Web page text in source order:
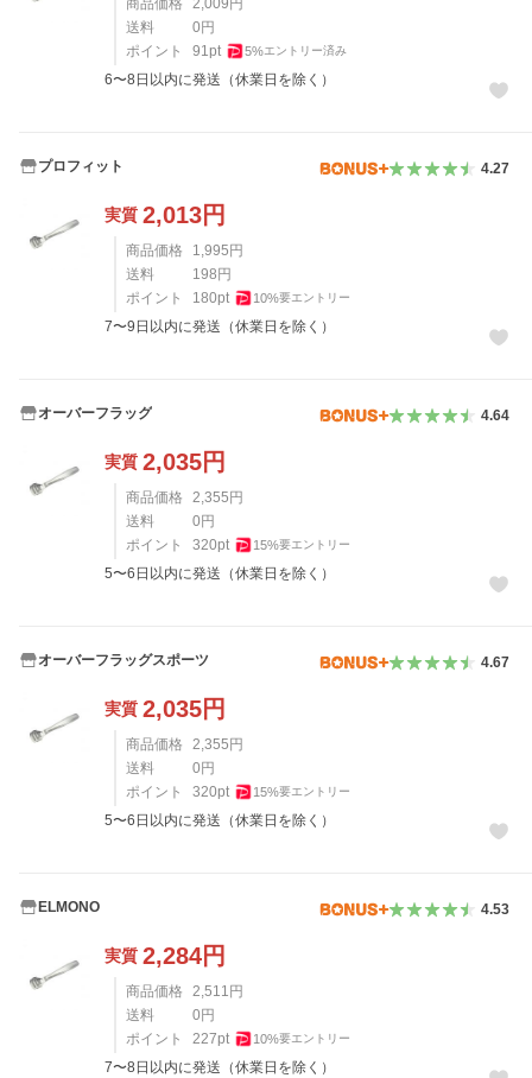
商品価格 2,009 円
送料
0 円
ポイント
91pt 5%エントリー済み
6〜8日以内に発送（休業日を除く）
プロフィット 4.27
実質 2,013円
商品価格 1,995 円
送料
198 円
ポイント
180pt 10%要エントリー
7〜9日以内に発送（休業日を除く）
オーバーフラッグ 4.64
実質 2,035円
商品価格 2,355 円
送料
0 円
ポイント
320pt 15%要エントリー
5〜6日以内に発送（休業日を除く）
オーバーフラッグスポーツ 4.67
実質 2,035円
商品価格 2,355 円
送料
0 円
ポイント
320pt 15%要エントリー
5〜6日以内に発送（休業日を除く）
ELMONO 4.53
実質 2,284円
商品価格 2,511 円
送料
0 円
ポイント
227pt 10%要エントリー
7〜8日以内に発送（休業日を除く）